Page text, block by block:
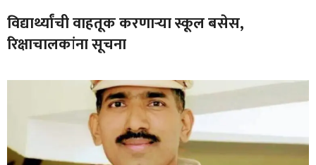
विद्यार्थ्यांची वाहतूक करणाऱ्या स्कूल बसेस,
रिक्षाचालकांना सूचना